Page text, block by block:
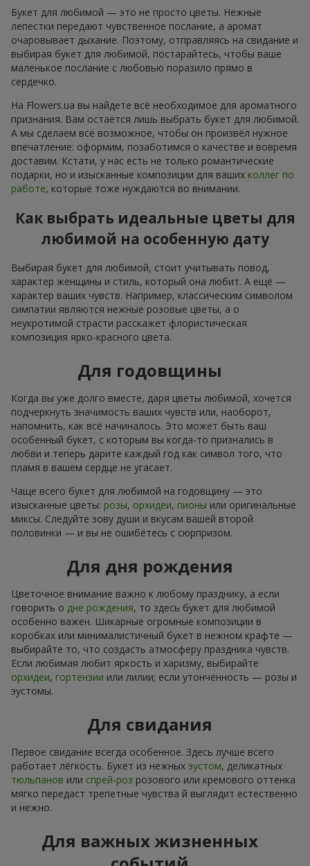
Букет для любимой — это не просто цветы. Нежные
лепестки передают чувственное послание, а аромат
очаровывает дыхание. Поэтому, отправляясь на свидание и
выбирая букет для любимой, постарайтесь, чтобы ваше
маленькое послание с любовью поразило прямо в
сердечко.
На Flowers.ua вы найдете всё необходимое для ароматного
признания. Вам остаётся лишь выбрать букет для любимой.
А мы сделаем всё возможное, чтобы он произвёл нужное
впечатление: оформим, позаботимся о качестве и вовремя
доставим. Кстати, у нас есть не только романтические
подарки, но и изысканные композиции для ваших коллег по
работе, которые тоже нуждаются во внимании.
Как выбрать идеальные цветы для
любимой на особенную дату
Выбирая букет для любимой, стоит учитывать повод,
характер женщины и стиль, который она любит. А ещё —
характер ваших чувств. Например, классическим символом
симпатии являются нежные розовые цветы, а о
неукротимой страсти расскажет флористическая
композиция ярко-красного цвета.
Для годовщины
Когда вы уже долго вместе, даря цветы любимой, хочется
подчеркнуть значимость ваших чувств или, наоборот,
напомнить, как всё начиналось. Это может быть ваш
особенный букет, с которым вы когда-то признались в
любви и теперь дарите каждый год как символ того, что
пламя в вашем сердце не угасает.
Чаще всего букет для любимой на годовщину — это
изысканные цветы: розы, орхидеи, пионы или оригинальные
миксы. Следуйте зову души и вкусам вашей второй
половинки — и вы не ошибётесь с сюрпризом.
Для дня рождения
Цветочное внимание важно к любому празднику, а если
говорить о дне рождения, то здесь букет для любимой
особенно важен. Шикарные огромные композиции в
коробках или минималистичный букет в нежном крафте —
выбирайте то, что создасть атмосферу праздника чувств.
Если любимая любит яркость и харизму, выбирайте
орхидеи, гортензии или лилии; если утончённость — розы и
эустомы.
Для свидания
Первое свидание всегда особенное. Здесь лучше всего
работает лёгкость. Букет из нежных эустом, деликатных
тюльпанов или спрей-роз розового или кремового оттенка
мягко передаст трепетные чувства й выглядит естественно
и нежно.
Для важных жизненных